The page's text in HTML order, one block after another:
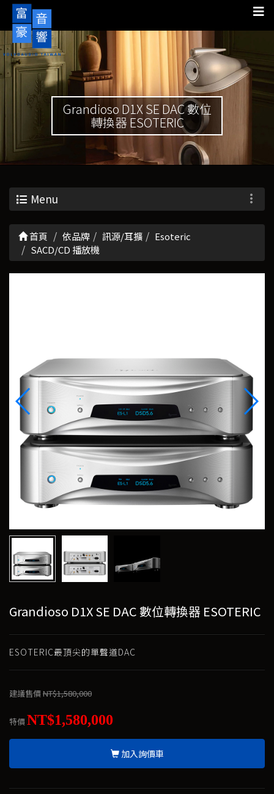
Grandioso D1X SE DAC 數位
轉換器 ESOTERIC
Menu
首頁 依品牌 訊源/耳擴
Esoteric
SACD/CD 播放機
Grandioso D1X SE DAC 數位轉換器 ESOTERIC
ESOTERIC最頂尖的單聲道DAC
建議售價NT$1,580,000
特價NT$1,580,000
加入詢價車